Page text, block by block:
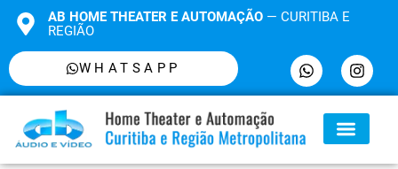
AB HOME THEATER E AUTOMAÇÃO— CURITIBA E
REGIÃO
WHATSAPP